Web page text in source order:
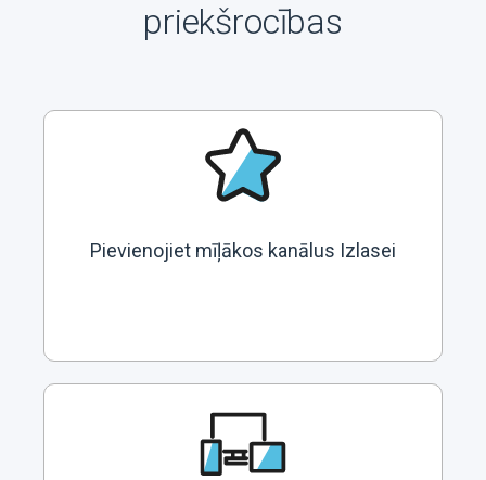
priekšrocības
Pievienojiet mīļākos kanālus Izlasei